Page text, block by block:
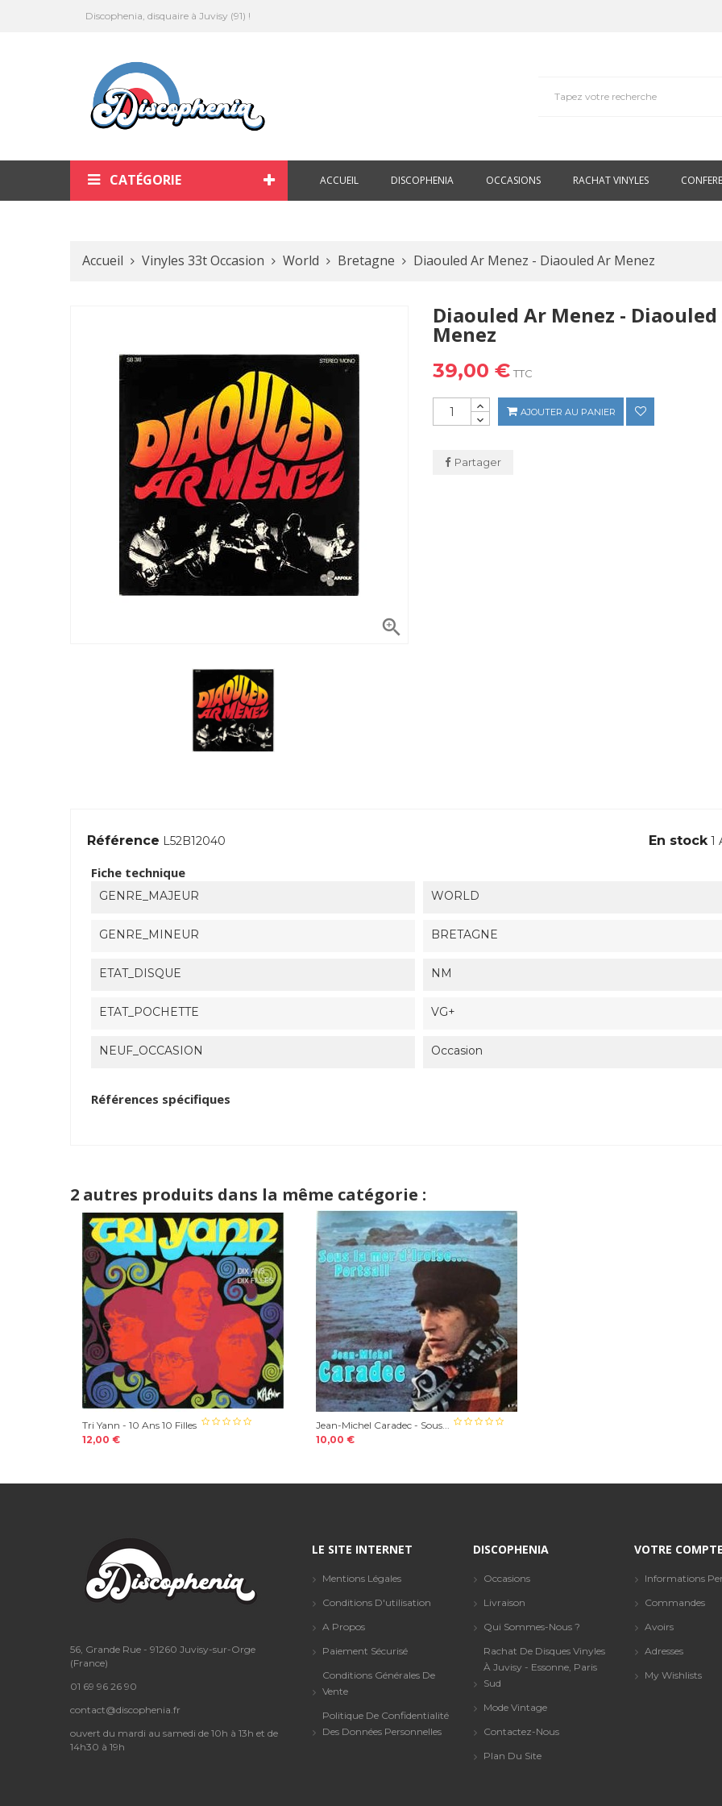
Discophenia, disquaire à Juvisy (91) !
CATÉGORIE ACCUEIL DISCOPHENIA OCCASIONS RACHAT VINYLES
Accueil Vinyles 33t Occasion World Bretagne Diaouled Ar Menez - Diaouled Ar Menez

Diaouled Ar Menez -
Menez
39,00 € TTC
AJOUTER AU PANIER
Partager
Référence L52B12040 En stock 1
Fiche technique
GENRE_MAJEUR WORLD
GENRE_MINEUR BRETAGNE
ETAT_DISQUE NM
ETAT_POCHETTE VG+
NEUF_OCCASION Occasion
Références spécifiques
2 autres produits dans la même catégorie :
Tri Yann - 10 Ans 10 Filles
12,00 €
Jean-Michel Caradec - Sous...
10,00 €
56, Grande Rue - 91260 Juvisy-sur-Orge
(France)
01 69 96 26 90
contact@discophenia.fr
ouvert du mardi au samedi de 10h à 13h et de
14h30 à 19h
LE SITE INTERNET
Mentions Légales
Conditions D'utilisation
A Propos
Paiement Sécurisé
Conditions Générales De
Vente
Politique De Confidentialité
Des Données Personnelles
DISCOPHENIA
Occasions
Livraison
Qui Sommes-Nous ?
Rachat De Disques Vinyles
À Juvisy - Essonne, Paris
Sud
Mode Vintage
Contactez-Nous
Plan Du Site
VOTRE COMPTE
Informations
Commandes
Avoirs
Adresses
My Wishlists